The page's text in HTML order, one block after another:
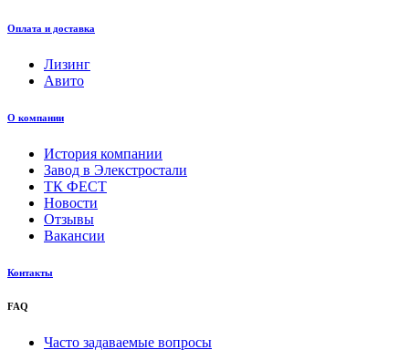
Оплата и доставка
Лизинг
Авито
О компании
История компании
Завод в Элекстростали
ТК ФЕСТ
Новости
Отзывы
Вакансии
Контакты
FAQ
Часто задаваемые вопросы